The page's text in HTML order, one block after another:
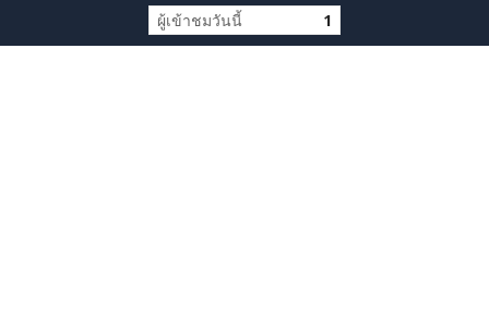
ผู้เข้าชมวันนี้ 1